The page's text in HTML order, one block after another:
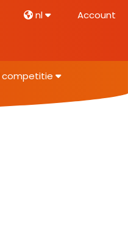
nl Account
competitie